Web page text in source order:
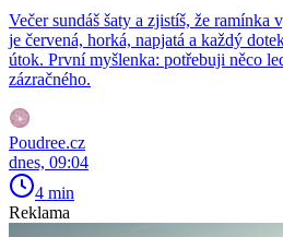
Večer sundáš šaty a zjistíš, že ramínka
je červená, horká, napjatá a každý
útok. První myšlenka: potřebuji něco
zázračného.
Poudree.cz
dnes, 09:04
4 min
Reklama